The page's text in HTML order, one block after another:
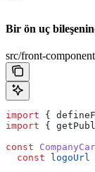
Bir ön uç
src/front-
import {
import {
const
  const
logoUrl